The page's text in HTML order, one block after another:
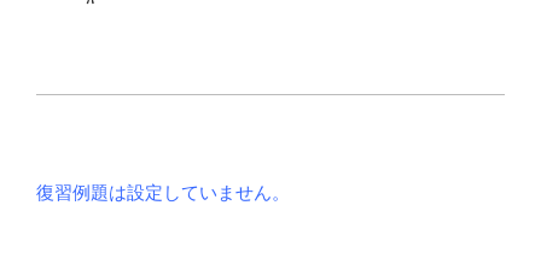
復習例題は設定していません。